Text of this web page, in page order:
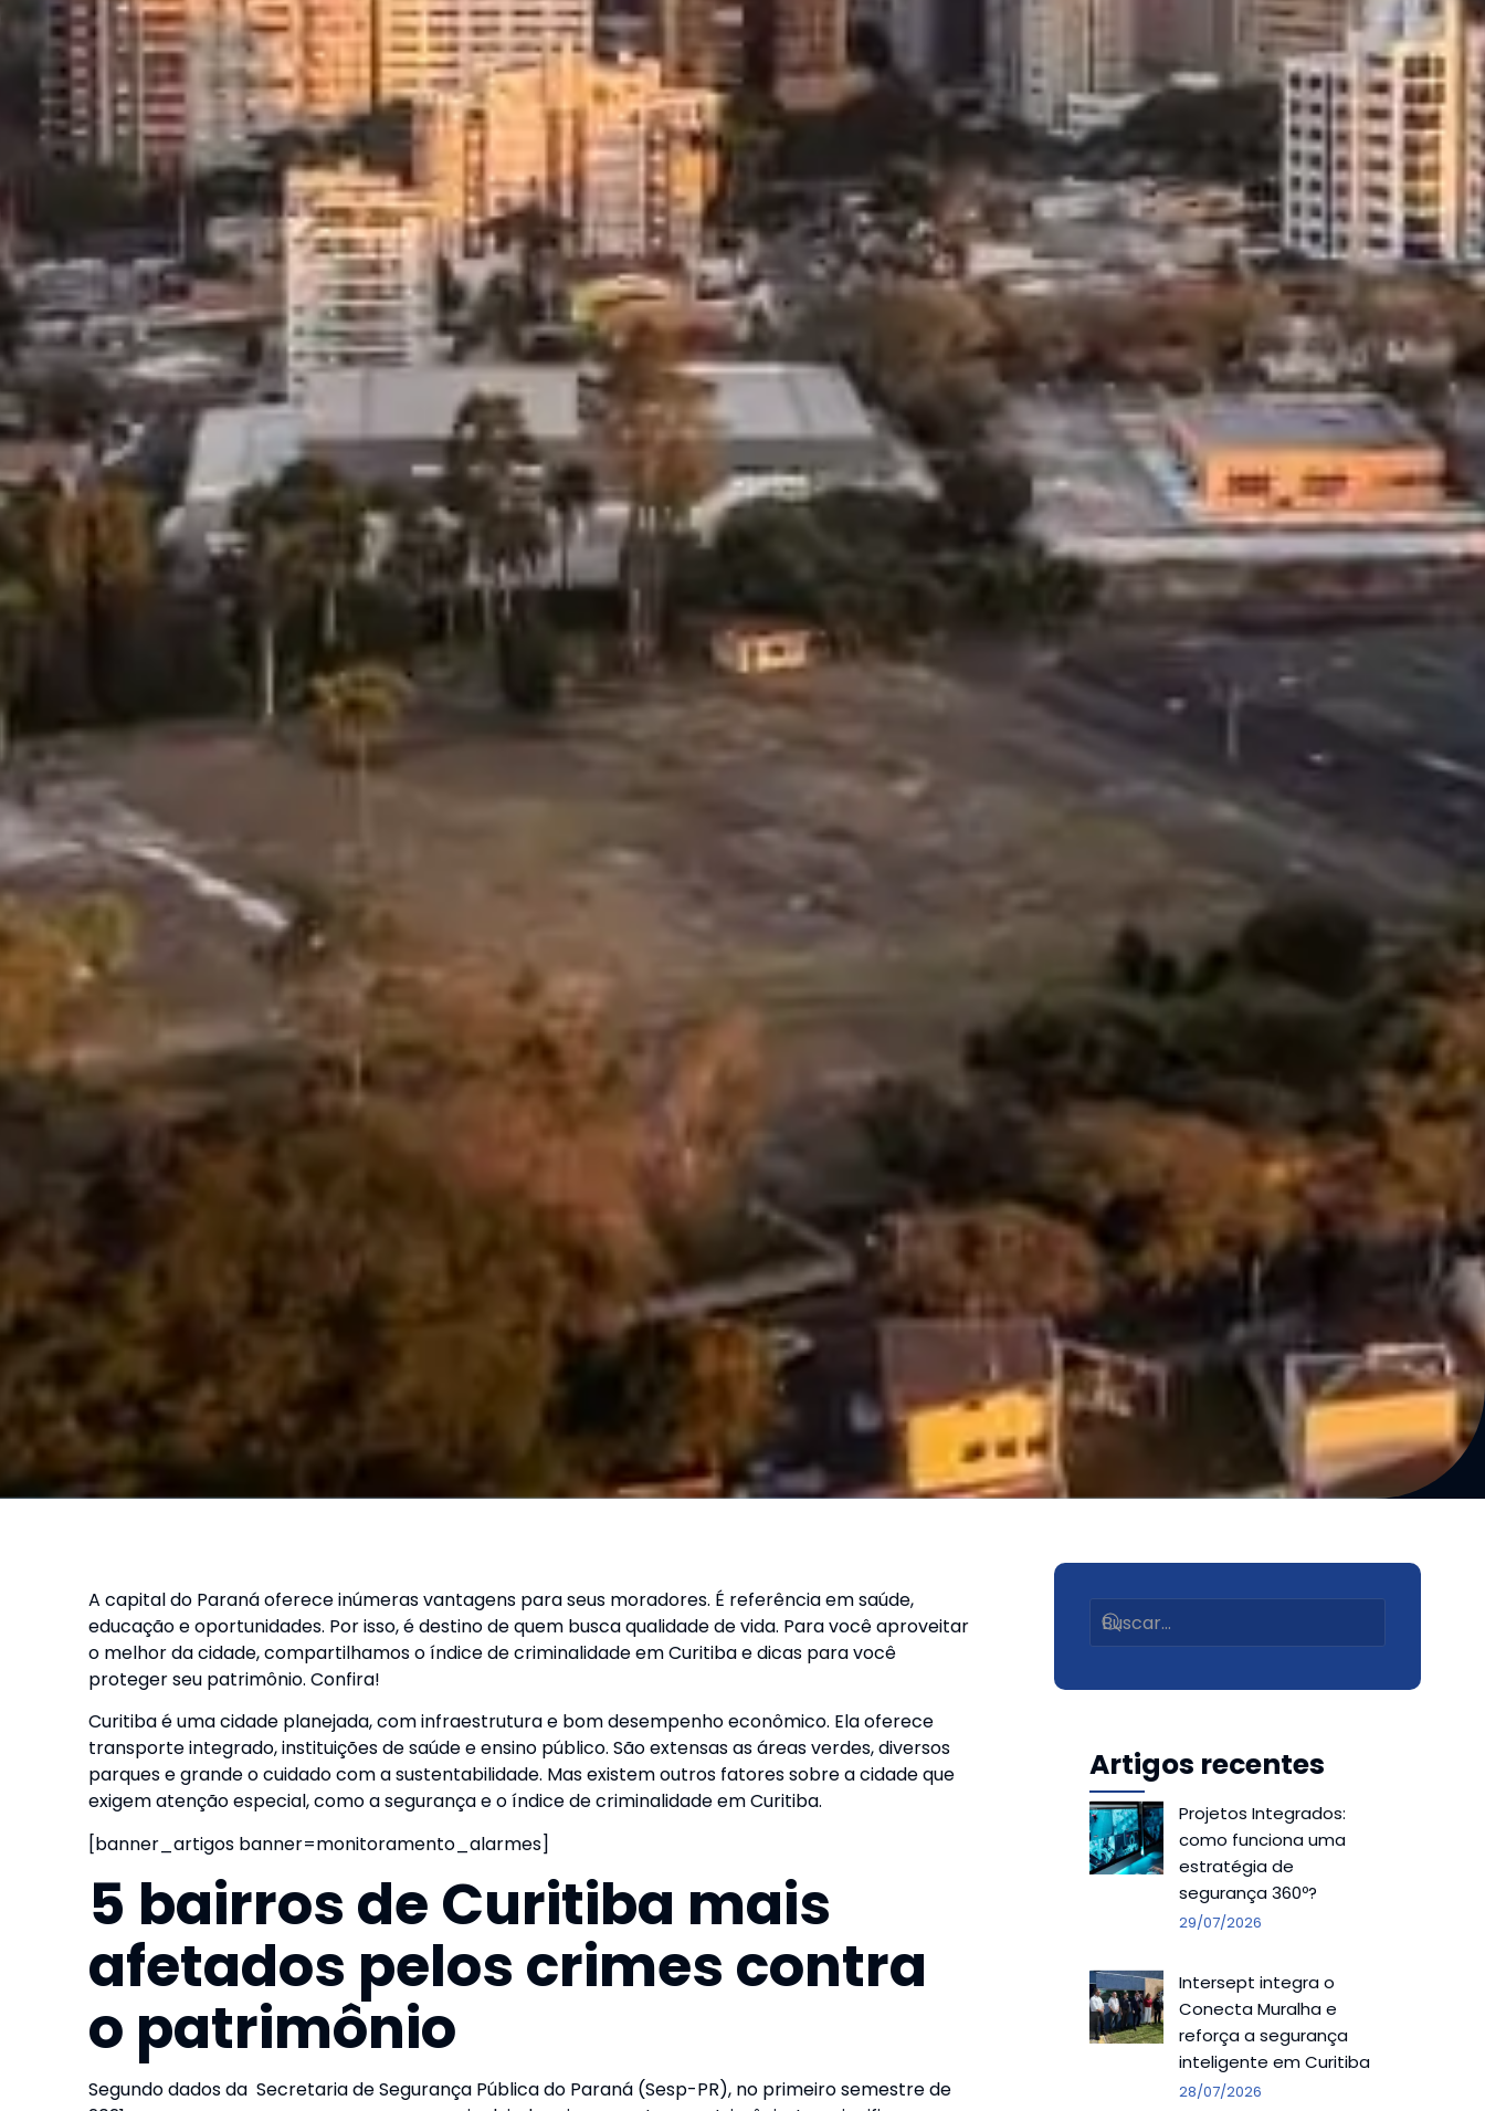
A capital do Paraná oferece inúmeras vantagens para seus moradores. É referência em saúde,
educação e oportunidades. Por isso, é destino de quem busca qualidade de vida. Para você aproveitar
o melhor da cidade, compartilhamos o índice de criminalidade em Curitiba e dicas para você
proteger seu patrimônio. Confira!
Curitiba é uma cidade planejada, com infraestrutura e bom desempenho econômico. Ela oferece
transporte integrado, instituições de saúde e ensino público. São extensas as áreas verdes, diversos
parques e grande o cuidado com a sustentabilidade. Mas existem outros fatores sobre a cidade que
exigem atenção especial, como asegurança e o índice de criminalidade em Curitiba.
[banner_artigos banner=monitoramento_alarmes]
5 bairros de Curitiba mais
afetados pelos crimes contra
o patrimônio
Segundo dados da Secretaria de Segurança Pública do Paraná (Sesp-PR), no primeiro semestre de
Artigos recentes
Projetos Integrados:
como funciona uma
estratégia de
segurança 360º?
29/07/2026
Intersept integra o
Conecta Muralha e
reforça a segurança
inteligente em Curitiba
28/07/2026